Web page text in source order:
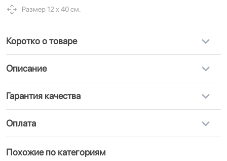
Размер 12 х 40 см.
Коротко о товаре
Описание
Гарантия качества
Оплата
Похожие по категориям